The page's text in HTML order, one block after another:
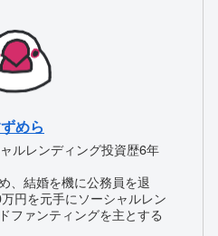
めら
ルレンディング投資歴6年
、結婚を機に公務員を退
円を元手にソーシャルレン
ファンティングを主とする